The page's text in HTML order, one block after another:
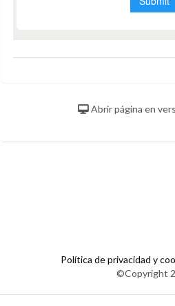
Abrir página en
Política de privacidad y
©Copyright